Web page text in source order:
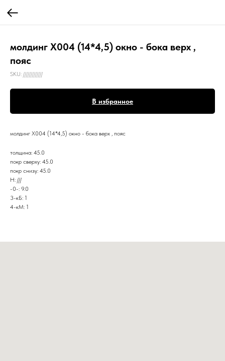
молдинг Х004 (14*4,5) окно - бока верх ,
пояс
SKU: /////////////
В избранное
молдинг Х004 (14*4,5) окно - бока верх , пояс
толщина: 45.0
покр сверху: 45.0
покр снизу: 45.0
Н: ///
-0-: 9.0
3-кБ: 1
4-кМ: 1